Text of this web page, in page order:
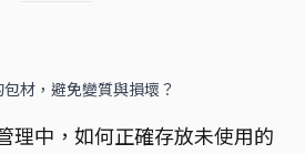
材，避免變質與損壞？
理中，如何正確存放未使用的